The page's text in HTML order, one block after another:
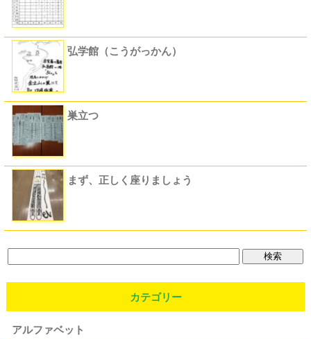
弘学館（こうがっかん）
巣立つ
まず、正しく座りましょう
カテゴリー
アルファベット